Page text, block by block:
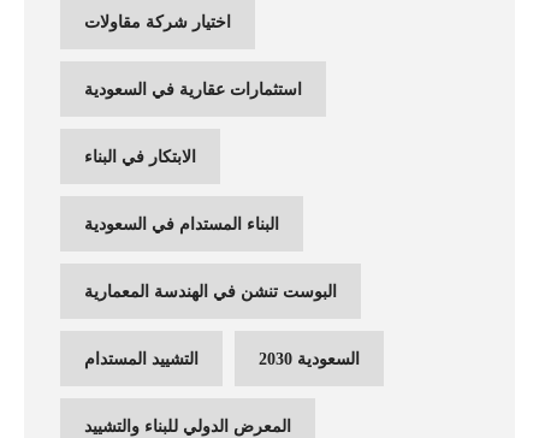
اختيار شركة مقاولات
استثمارات عقارية في السعودية
الابتكار في البناء
البناء المستدام في السعودية
البوست تنشن في الهندسة المعمارية
التشييد المستدام السعودية 2030
المعرض الدولي للبناء والتشييد